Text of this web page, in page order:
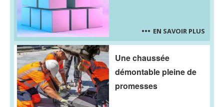
EN SAVOIR PLUS
Une chaussée
démontable pleine de
promesses